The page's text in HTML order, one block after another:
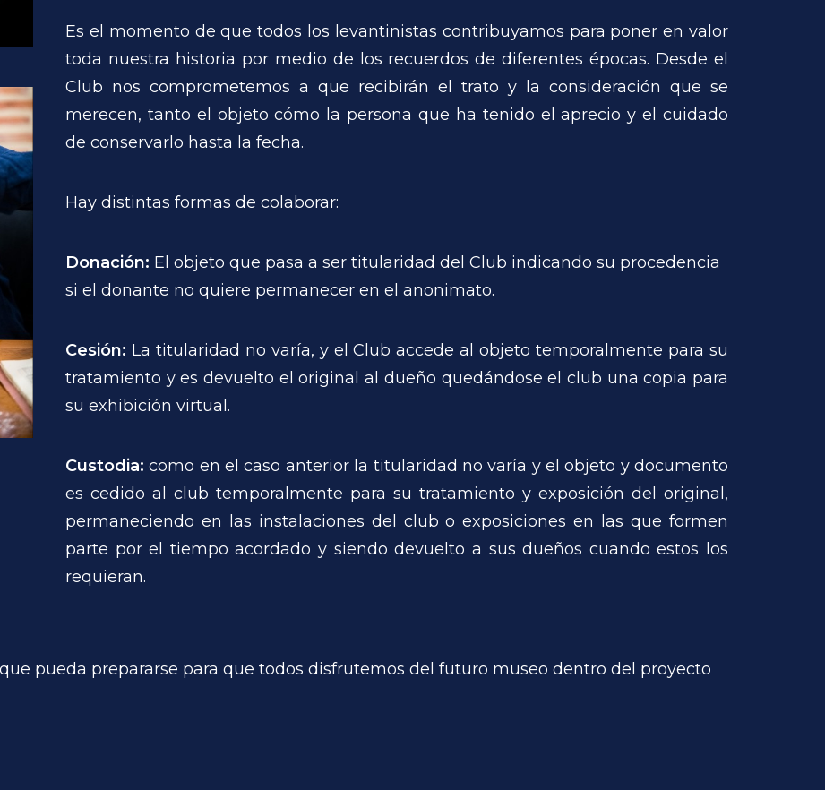
Es el momento de que todos los levantinistas contribuyamos para poner en valor
toda nuestra historia por medio de los recuerdos de diferentes épocas. Desde el
Club nos comprometemos a que recibirán el trato y la consideración que se
merecen, tanto el objeto cómo la persona que ha tenido el aprecio y el cuidado
de conservarlo hasta la fecha.
Hay distintas formas de colaborar:
Donación: El objeto que pasa a ser titularidad del Club indicando su procedencia
si el donante no quiere permanecer en el anonimato.
Cesión: La titularidad no varía, y el Club accede al objeto temporalmente para su
tratamiento y es devuelto el original al dueño quedándose el club una copia para
su exhibición virtual.
Custodia: como en el caso anterior la titularidad no varía y el objeto y documento
es cedido al club temporalmente para su tratamiento y exposición del original,
permaneciendo en las instalaciones del club o exposiciones en las que formen
parte por el tiempo acordado y siendo devuelto a sus dueños cuando estos los
requieran.
pueda prepararse para que todos disfrutemos del futuro museo dentro del proyecto